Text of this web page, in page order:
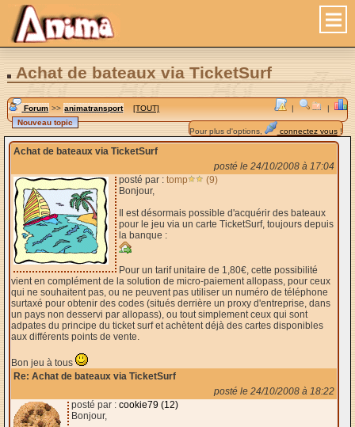
Achat de bateaux via TicketSurf
| |
Forum >>animatransport [TOUT]
Pour plus d'options, connectez vous!
Achat de bateaux via TicketSurf
posté le 24/10/2008 à 17:04
posté par : tomp
(9)
Bonjour,
Il est désormais possible d'acquérir des bateaux
pour le jeu via un carte TicketSurf, toujours depuis
la banque :
Pour un tarif unitaire de 1,80€, cette possibilité
vient en complément de la solution de micro-paiement allopass, pour ceux
qui ne souhaitent pas, ou ne peuvent pas utiliser un numéro de téléphone
surtaxé pour obtenir des codes (situés derrière un proxy d'entreprise, dans
un pays non desservi par allopass), ou tout simplement ceux qui sont
adpates du principe du ticket surf et achètent déjà des cartes disponibles
aux différents points de vente.
Bon jeu à tous
Re: Achat de bateaux via TicketSurf
posté le 24/10/2008 à 18:22
posté par : cookie79 (12)
Bonjour,